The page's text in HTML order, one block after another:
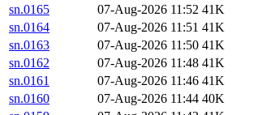
sn.0165
07-Aug-2026 11:52 41K
sn.0164
07-Aug-2026 11:51 41K
sn.0163
07-Aug-2026 11:50 41K
sn.0162
07-Aug-2026 11:48 41K
sn.0161
07-Aug-2026 11:46 41K
sn.0160
07-Aug-2026 11:44 40K